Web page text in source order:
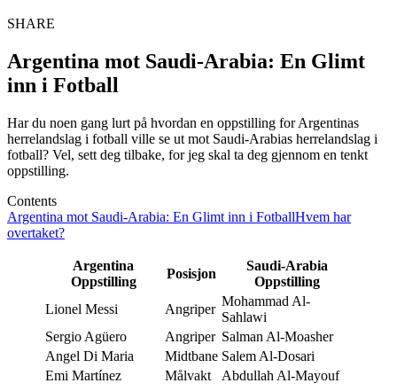
SHARE
Argentina mot Saudi-Arabia: En Glimt
inn i Fotball
Har du noen gang lurt på hvordan en oppstilling for Argentinas
herrelandslag i fotball ville se ut mot Saudi-Arabias herrelandslag i
fotball? Vel, sett deg tilbake, for jeg skal ta deg gjennom en tenkt
oppstilling.
Contents
Argentina mot Saudi-Arabia: En Glimt inn i FotballHvem har
overtaket?
Argentina
Oppstilling
Posisjon
Saudi-Arabia
Oppstilling
Lionel Messi
Angriper
Mohammad Al-
Sahlawi
Sergio Agüero
Angriper Salman Al-Moasher
Angel Di Maria
Midtbane Salem Al-Dosari
Emi Martínez
Målvakt Abdullah Al-Mayouf